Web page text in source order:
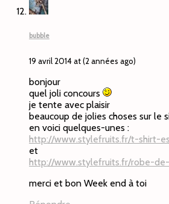
bubble
19 avril 2014 at (2 années ago)
bonjour
quel joli concours
je tente avec plaisir
beaucoup de jolies choses sur le
en voici quelques-unes :
http://www.stylefruits.fr/t-shirt-
et
http://www.stylefruits.fr/robe-
merci et bon Week end à toi